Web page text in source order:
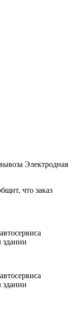
Электродная
что заказ
здании
здании